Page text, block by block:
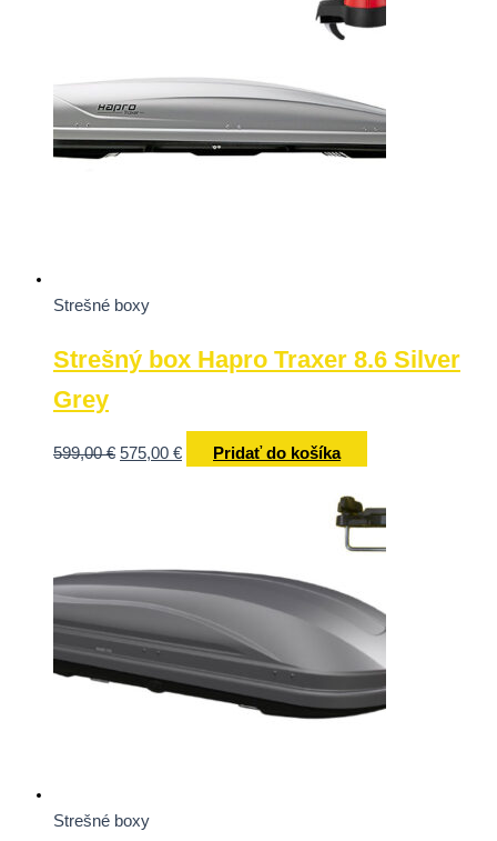
Strešné boxy
Strešný box Hapro Traxer 8.6 Silver
Grey
599,00€ 575,00 € Pridať do košíka
Strešné boxy